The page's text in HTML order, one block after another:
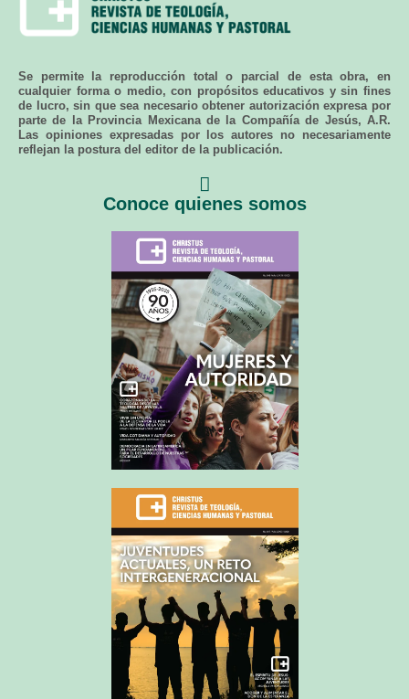
Se permite la reproducción total o parcial de esta obra, en
cualquier forma o medio, con propósitos educativos y sin fines
de lucro, sin que sea necesario obtener autorización expresa por
parte de la Provincia Mexicana de la Compañía de Jesús, A.R.
Las opiniones expresadas por los autores no necesariamente
reflejan la postura del editor de la publicación.
Conoce quienes somos